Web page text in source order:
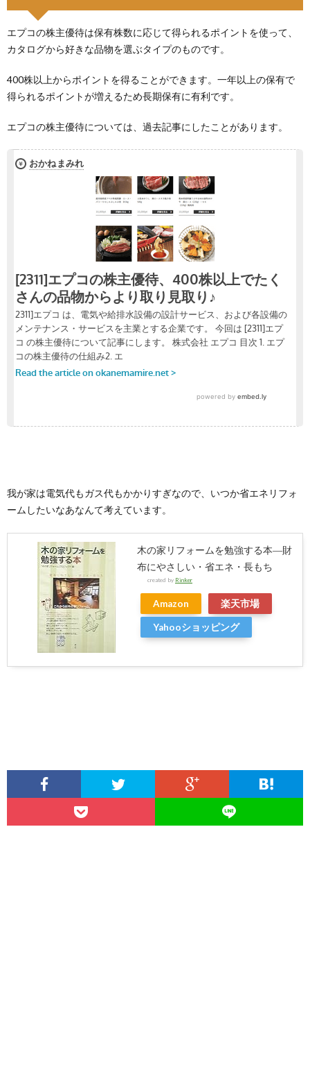
エプコの株主優待は保有株数に応じて得られるポイントを使って、
カタログから好きな品物を選ぶタイプのものです。
400株以上からポイントを得ることができます。一年以上の保有で
得られるポイントが増えるため長期保有に有利です。
エプコの株主優待については、過去記事にしたことがあります。
我が家は電気代もガス代もかかりすぎなので、いつか省エネリフォ
ームしたいなあなんて考えています。
木の家リフォームを勉強する本―財
布にやさしい・省エネ・長もち
created by Rinker
Amazon 楽天市場
Yahooショッピング